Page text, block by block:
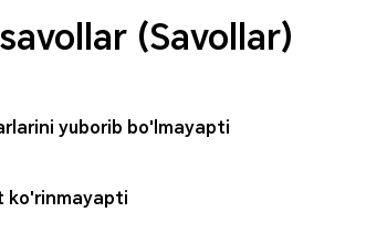
(Savollar)
yuborib bo'lmayapti
ko'rinmayapti